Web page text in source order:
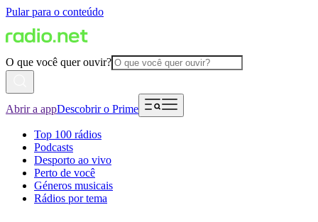
Pular para o conteúdo
O que você quer ouvir?
Abrir a appDescobrir o Prime
Top 100 rádios
Podcasts
Desporto ao vivo
Perto de você
Géneros musicais
Rádios por tema